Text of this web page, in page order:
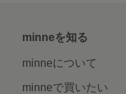
minneを知る
minneについて
minneで買いたい